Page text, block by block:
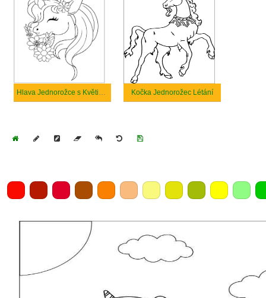
Hlava Jednorožce s Květinou Kočka Jednorožec Létání